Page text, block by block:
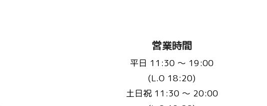
営業時間
平日 11:30 〜 19:00
(L.O 18:20)
土日祝 11:30 〜 20:00